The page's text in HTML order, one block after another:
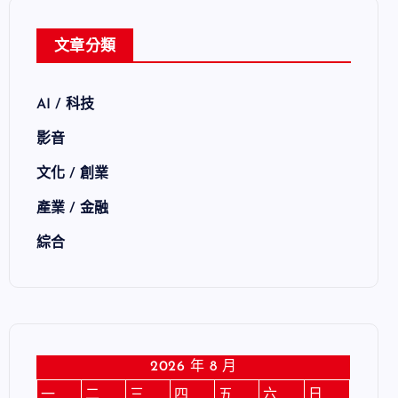
文章分類
AI / 科技
影音
文化 / 創業
產業 / 金融
綜合
2026 年 8 月